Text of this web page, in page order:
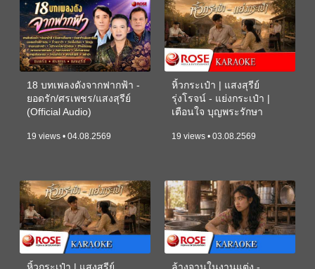
18 บทเพลงดังจากฟากฟ้า -
ยอดรัก/ศรเพชร/แสงสุรีย์
(Official Audio)
19 views • 04.08.2569
หิ้วกระเป๋า | แสงสุรีย์
รุ่งโรจน์ - แย่งกระเป๋า |
เตือนใจ บุญพระรักษา
19 views • 03.08.2569